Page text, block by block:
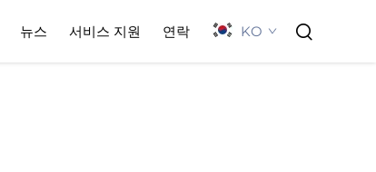
뉴스 서비스 지원 연락 KO